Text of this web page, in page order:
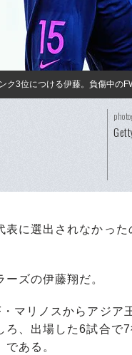
ク3位につける伊藤。負傷中の
に選出されなかった
ズの伊藤翔だ。
マリノスからアジア
ろ、出場した6試合で
ある。